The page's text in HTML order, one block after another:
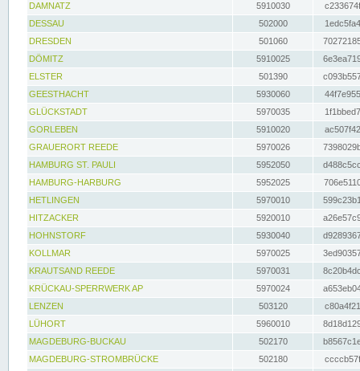
DAMNATZ
5910030
DESSAU
502000
DRESDEN
501060
DÖMITZ
5910025
ELSTER
501390
GEESTHACHT
5930060
GLÜCKSTADT
5970035
GORLEBEN
5910020
GRAUERORT REEDE
5970026
HAMBURG ST. PAULI
5952050
HAMBURG-HARBURG
5952025
HETLINGEN
5970010
HITZACKER
5920010
HOHNSTORF
5930040
KOLLMAR
5970025
KRAUTSAND REEDE
5970031
KRÜCKAU-SPERRWERK AP
5970024
LENZEN
503120
LÜHORT
5960010
MAGDEBURG-BUCKAU
502170
MAGDEBURG-STROMBRÜCKE
502180